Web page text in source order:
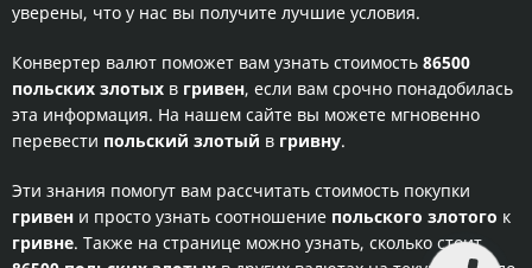
уверены, что у нас вы получите лучшие условия.
Конвертер валют поможет вам узнать стоимость 86500
польских злотых в гривен, если вам срочно понадобилась
эта информация. На нашем сайте вы можете мгновенно
перевести польский злотый в гривну.
Эти знания помогут вам рассчитать стоимость покупки
гривен и просто узнать соотношение польского злотого к
гривне. Также на странице можно узнать, сколько стоит